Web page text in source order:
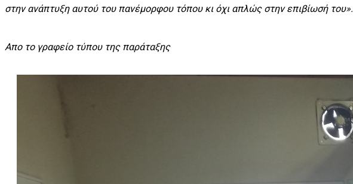
στην ανάπτυξη αυτού του πανέμορφου τόπου κι όχι απλώς στην επιβίωσή του».
Απο το γραφείο τύπου της παράταξης